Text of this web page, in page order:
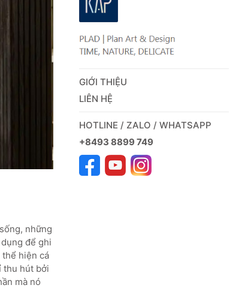
những
để ghi
hiện cá
thu hút bởi
mà nó
GIỚI THIỆU
LIÊN HỆ
HOTLINE / ZALO / WHATSAPP
+8493 8899 749